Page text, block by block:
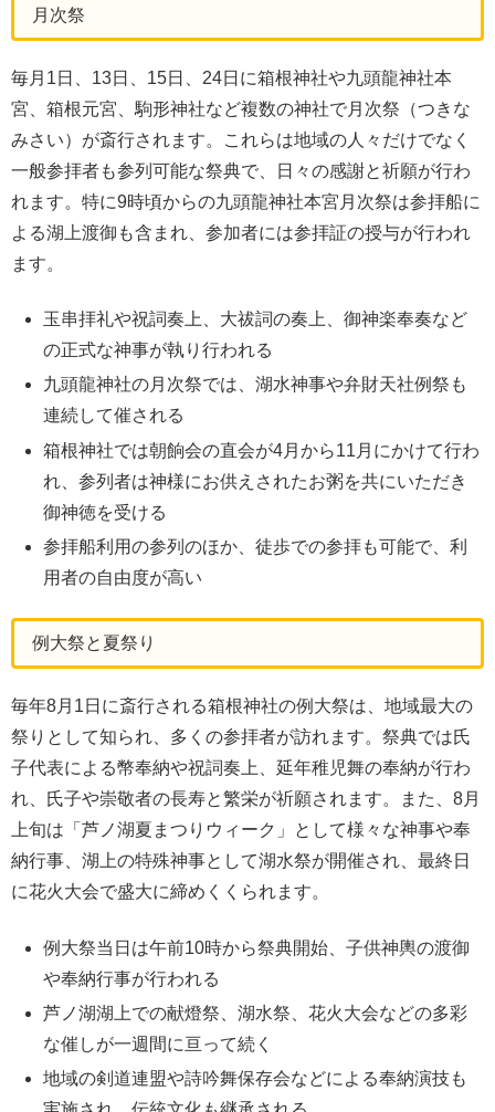
月次祭
毎月1日、13日、15日、24日に箱根神社や九頭龍神社本
宮、箱根元宮、駒形神社など複数の神社で月次祭（つきな
みさい）が斎行されます。これらは地域の人々だけでなく
一般参拝者も参列可能な祭典で、日々の感謝と祈願が行わ
れます。特に9時頃からの九頭龍神社本宮月次祭は参拝船に
よる湖上渡御も含まれ、参加者には参拝証の授与が行われ
ます。
玉串拝礼や祝詞奏上、大祓詞の奏上、御神楽奉奏など
の正式な神事が執り行われる
九頭龍神社の月次祭では、湖水神事や弁財天社例祭も
連続して催される
箱根神社では朝餉会の直会が4月から11月にかけて行わ
れ、参列者は神様にお供えされたお粥を共にいただき
御神徳を受ける
参拝船利用の参列のほか、徒歩での参拝も可能で、利
用者の自由度が高い
例大祭と夏祭り
毎年8月1日に斎行される箱根神社の例大祭は、地域最大の
祭りとして知られ、多くの参拝者が訪れます。祭典では氏
子代表による幣奉納や祝詞奏上、延年稚児舞の奉納が行わ
れ、氏子や崇敬者の長寿と繁栄が祈願されます。また、8月
上旬は「芦ノ湖夏まつりウィーク」として様々な神事や奉
納行事、湖上の特殊神事として湖水祭が開催され、最終日
に花火大会で盛大に締めくくられます。
例大祭当日は午前10時から祭典開始、子供神輿の渡御
や奉納行事が行われる
芦ノ湖湖上での献燈祭、湖水祭、花火大会などの多彩
な催しが一週間に亘って続く
地域の剣道連盟や詩吟舞保存会などによる奉納演技も